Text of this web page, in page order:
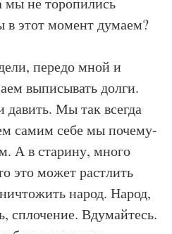
этот момент думаем?
передо мной и
выписывать долги.
Мы так всегда
самим себе мы почему-
А в старину, много
это может растлить
народ. Народ,
сплочение. Вдумайтесь.